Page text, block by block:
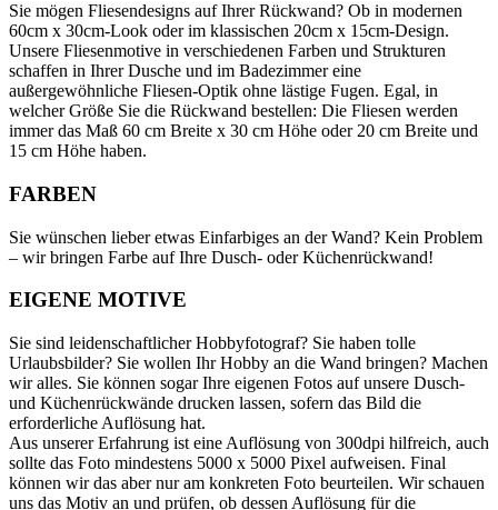
Sie mögen Fliesendesigns auf Ihrer Rückwand? Ob in modernen
60cm x 30cm-Look oder im klassischen 20cm x 15cm-Design.
Unsere Fliesenmotive in verschiedenen Farben und Strukturen
schaffen in Ihrer Dusche und im Badezimmer eine
außergewöhnliche Fliesen-Optik ohne lästige Fugen. Egal, in
welcher Größe Sie die Rückwand bestellen: Die Fliesen werden
immer das Maß 60 cm Breite x 30 cm Höhe oder 20 cm Breite und
15 cm Höhe haben.
FARBEN
Sie wünschen lieber etwas Einfarbiges an der Wand? Kein Problem
– wir bringen Farbe auf Ihre Dusch- oder Küchenrückwand!
EIGENE MOTIVE
Sie sind leidenschaftlicher Hobbyfotograf? Sie haben tolle
Urlaubsbilder? Sie wollen Ihr Hobby an die Wand bringen? Machen
wir alles. Sie können sogar Ihre eigenen Fotos auf unsere Dusch-
und Küchenrückwände drucken lassen, sofern das Bild die
erforderliche Auflösung hat.
Aus unserer Erfahrung ist eine Auflösung von 300dpi hilfreich, auch
sollte das Foto mindestens 5000 x 5000 Pixel aufweisen. Final
können wir das aber nur am konkreten Foto beurteilen. Wir schauen
uns das Motiv an und prüfen, ob dessen Auflösung für die